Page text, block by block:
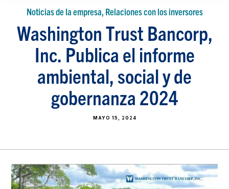
Noticias de la empresa, Relaciones con los inversores
Washington Trust Bancorp,
Inc. Publica el informe
ambiental, social y de
gobernanza 2024
MAYO 15, 2024